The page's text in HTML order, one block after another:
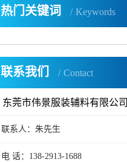
热门关键词 Keywords
联系我们 Contact
东莞市伟景服装辅料有限公司
联系人：朱先生
电 话：138-2913-1688